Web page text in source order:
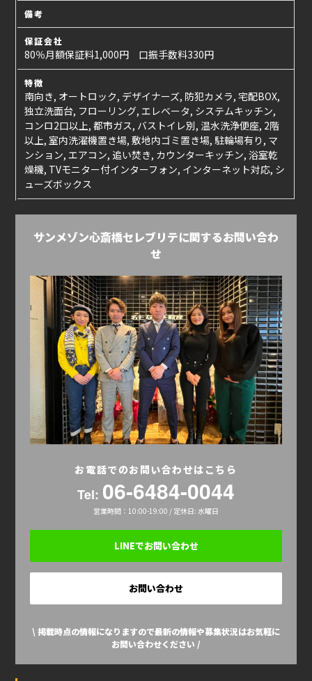
備考
保証会社
80％月額保証料1,000円 口振手数料330円
特徴
南向き, オートロック, デザイナーズ, 防犯カメラ, 宅配BOX,
独立洗面台, フローリング, エレベータ, システムキッチン,
コンロ2口以上, 都市ガス, バストイレ別, 温水洗浄便座, 2階
以上, 室内洗濯機置き場, 敷地内ゴミ置き場, 駐輪場有り, マ
ンション, エアコン, 追い焚き, カウンターキッチン, 浴室乾
燥機, TVモニター付インターフォン, インターネット対応, シ
ューズボックス
サンメゾン心斎橋セレブリテに関するお問い合わ
せ
お電話でのお問い合わせはこちら
Tel: 06-6484-0044
営業時間：10:00-19:00 / 定休日: 水曜日
LINEでお問い合わせ
お問い合わせ
\ 掲載時点の情報になりますので最新の情報や募集状況はお気軽に
お問い合わせください /